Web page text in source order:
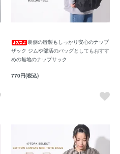
裏側の縫製もしっかり安心のナップ
ザック ジムや部活のバッグとしてもおすす
めの無地のナップサック
770円(税込)